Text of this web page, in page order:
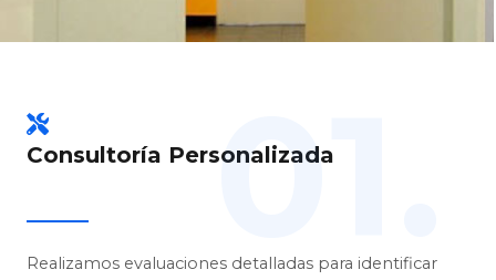
Consultoría Personalizada
01.
Realizamos evaluaciones detalladas para identificar